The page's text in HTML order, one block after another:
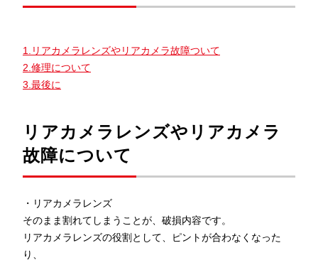
1.リアカメラレンズやリアカメラ故障ついて
2.修理について
3.最後に
リアカメラレンズやリアカメラ
故障について
・リアカメラレンズ
そのまま割れてしまうことが、破損内容です。
リアカメラレンズの役割として、ピントが合わなくなった
り、